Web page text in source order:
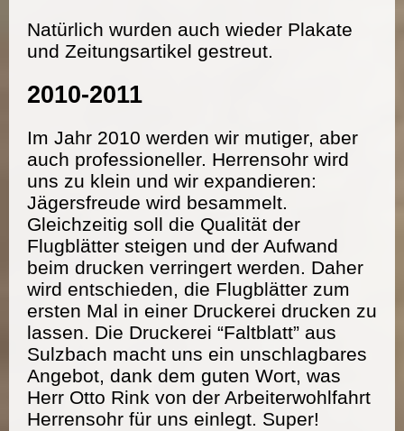
Natürlich wurden auch wieder Plakate
und Zeitungsartikel gestreut.
2010-2011
Im Jahr 2010 werden wir mutiger, aber
auch professioneller. Herrensohr wird
uns zu klein und wir expandieren:
Jägersfreude wird besammelt.
Gleichzeitig soll die Qualität der
Flugblätter steigen und der Aufwand
beim drucken verringert werden. Daher
wird entschieden, die Flugblätter zum
ersten Mal in einer Druckerei drucken zu
lassen. Die Druckerei “Faltblatt” aus
Sulzbach macht uns ein unschlagbares
Angebot, dank dem guten Wort, was
Herr Otto Rink von der Arbeiterwohlfahrt
Herrensohr für uns einlegt. Super!